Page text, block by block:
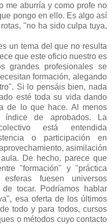
me aburría y como profe no
pongo en ello. Es algo así
"no ha sido culpa tuya,
un tema del que no resulta
que este oficio nuestro es
profesionales se
formación, alegando
Si lo pensáis bien, nada
esté toda su vida dando
de lo que hace. Al menos
índice de aprobados. La
está entendida
o participación en
asimilación
De hecho, parece que
"formación" y "práctica
fuesen universos
tocar. Podríamos hablar
esa oferta de los últimos
todo y para todos, cursos
o métodos cuyo contacto